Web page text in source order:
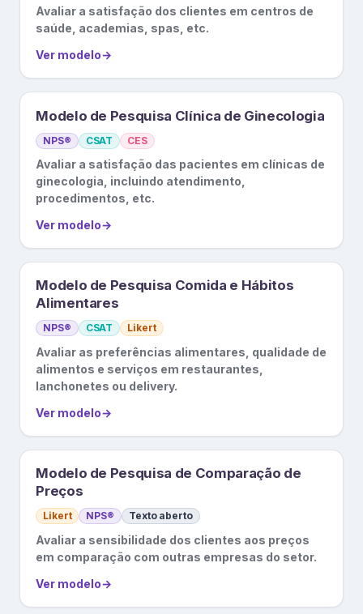
Avaliar a satisfação dos clientes em centros de
saúde, academias, spas, etc.
Ver modelo→
Modelo de Pesquisa Clínica de Ginecologia
NPS® CSAT CES
Avaliar a satisfação das pacientes em clínicas de
ginecologia, incluindo atendimento,
procedimentos, etc.
Ver modelo→
Modelo de Pesquisa Comida e Hábitos
Alimentares
NPS® CSAT Likert
Avaliar as preferências alimentares, qualidade de
alimentos e serviços em restaurantes,
lanchonetes ou delivery.
Ver modelo→
Modelo de Pesquisa de Comparação de
Preços
Likert NPS® Texto aberto
Avaliar a sensibilidade dos clientes aos preços
em comparação com outras empresas do setor.
Ver modelo→